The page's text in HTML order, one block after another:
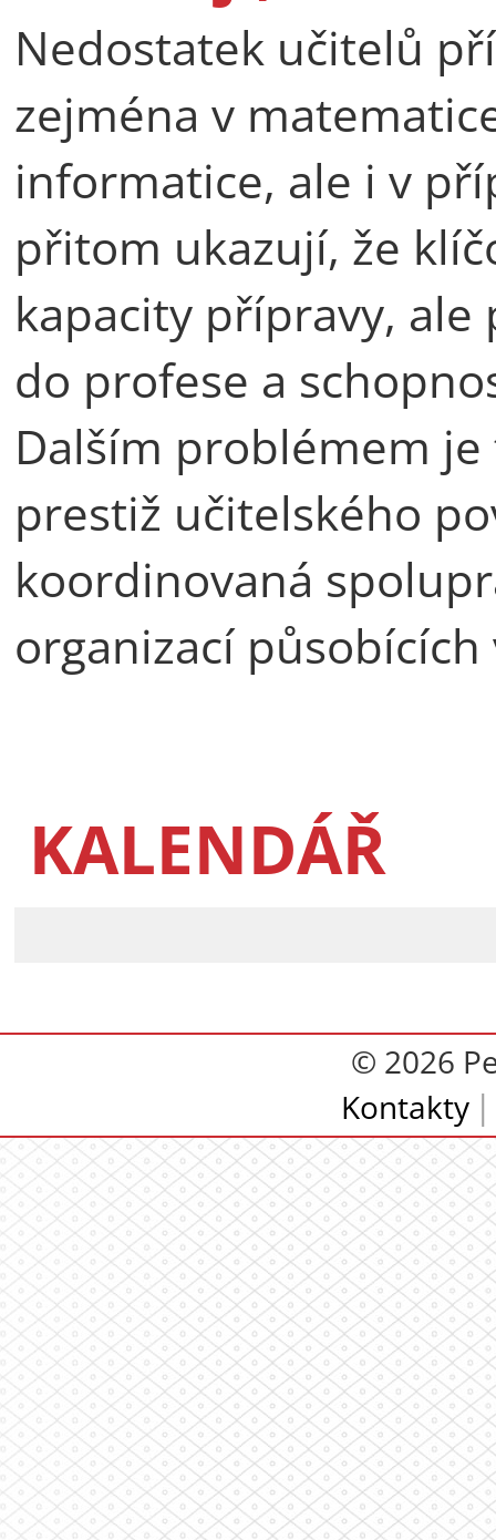
Nedostatek učitelů
zejména v
informatice, ale i v
přitom ukazují, že
kapacity přípravy,
do profese a
Dalším problémem
prestiž učitelského
koordinovaná
organizací
KALENDÁŘ
© 2026
Kontakty